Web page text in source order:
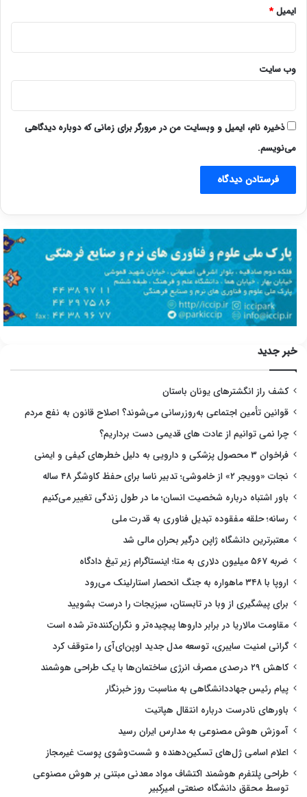
ایمیل*
وب‌ سایت
ذخیره نام، ایمیل و وبسایت من در مرورگر برای زمانی که دوباره دیدگاهی
می‌نویسم.
خبر جدید
کشف راز انگشترهای یونان باستان
قوانین تأمین اجتماعی به‌روزرسانی می‌شوند؟ اصلاح قانون به نفع مردم
چرا نمی توانیم از عادت های قدیمی دست برداریم؟
فراخوان ۳ محصول پزشکی و دارویی به دلیل خطرهای کیفی و ایمنی
نجات «وویجر ۲» از خاموشی؛ تدبیر ناسا برای حفظ کاوشگر ۴۸ ساله
باور اشتباه درباره شخصیت انسان؛ ما در طول زندگی تغییر می‌کنیم
رسانه؛ حلقه مفقوده تبدیل فناوری به قدرت ملی
معتبرترین دانشگاه ژاپن درگیر بحران مالی شد
ضربه ۵۶۷ میلیون دلاری به متا؛ اینستاگرام زیر تیغ دادگاه
اروپا با ۳۴۸ ماهواره به جنگ انحصار استارلینک می‌رود
برای پیشگیری از وبا در تابستان، سبزیجات را درست بشویید
مقاومت مالاریا در برابر داروها پیچیده‌تر و نگران‌کننده‌تر شده است
گرانی امنیت سایبری، توسعه مدل جدید اوپن‌ای‌آی را متوقف کرد
کاهش ۲۹ درصدی مصرف انرژی ساختمان‌ها با یک طراحی هوشمند
پیام رئیس جهاددانشگاهی به مناسبت روز خبرنگار
باورهای نادرست درباره انتقال هپاتیت
آموزش هوش مصنوعی به مدارس ایران رسید
اعلام اسامی ژل‌های تسکین‌دهنده و شست‌وشوی پوست غیرمجاز
طراحی پلتفرم هوشمند اکتشاف مواد معدنی مبتنی بر هوش مصنوعی
توسط محقق دانشگاه صنعتی امیرکبیر